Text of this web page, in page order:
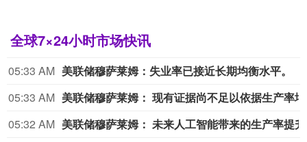
全球7×24小时市场快讯
05:33 AM 美联储穆萨莱姆：失业率已接近长期均衡水平。
05:33 AM
05:32 AM